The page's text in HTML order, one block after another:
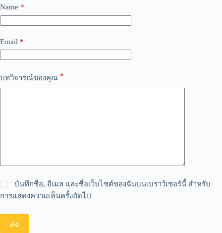
Name *
Email *
บทวิจารณ์ของคุณ *
บันทึกชื่อ, อีเมล และชื่อเว็บไซต์ของฉันบนเบราว์เซอร์นี้ สำหรับ
การแสดงความเห็นครั้งถัดไป
ส่ง
a
t
e